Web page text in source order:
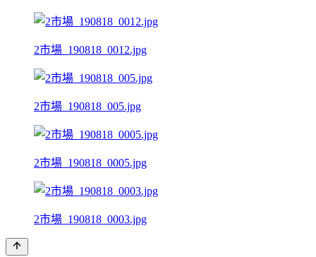
2市場_190818_0012.jpg
2市場_190818_005.jpg
2市場_190818_0005.jpg
2市場_190818_0003.jpg